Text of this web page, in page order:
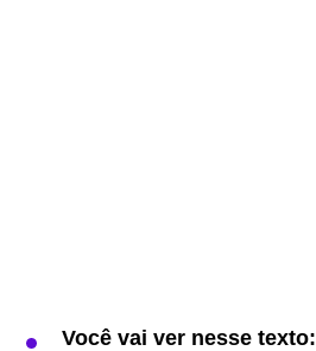
Você vai ver nesse texto: